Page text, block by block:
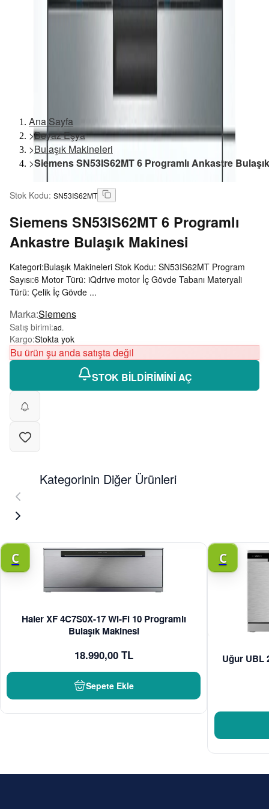
Ana Sayfa
>Beyaz Eşya
>Bulaşık Makineleri
>Siemens SN53IS62MT 6 Programlı Ankastre
Stok Kodu: SN53IS62MT
Siemens SN53IS62MT 6 Programlı
Ankastre Bulaşık Makinesi
Kategori:Bulaşık Makineleri Stok Kodu: SN53IS62MT Program
Sayısı:6 Motor Türü: iQdrive motor İç Gövde Tabanı Materyali
Türü: Çelik İç Gövde ...
Marka:Siemens
Satış birimi:ad.
Kargo:Stokta yok
Bu ürün şu anda satışta değil
STOK BİLDİRİMİNİ AÇ
Kategorinin Diğer Ürünleri
C
Haier XF 4C7S0X-17 Wi-Fi 10 Programlı
Bulaşık Makinesi
18.990,00 TL
Sepete Ekle
C
Uğur UBL